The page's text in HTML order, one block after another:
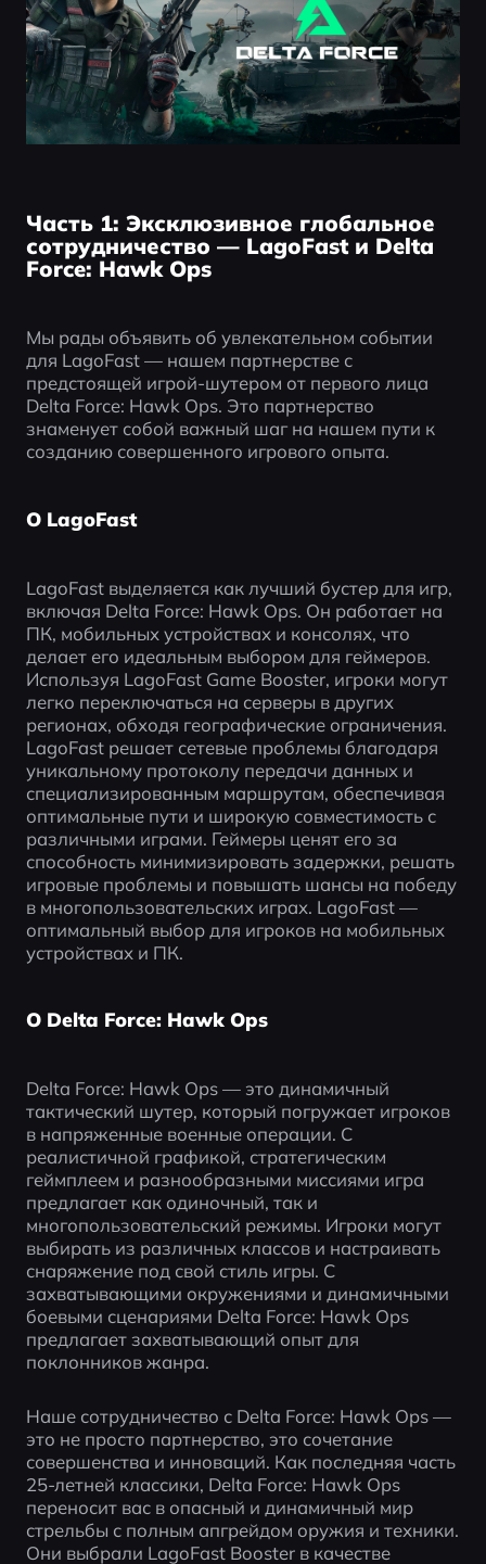
Часть 1: Эксклюзивное глобальное
сотрудничество — LagoFast и Delta
Force: Hawk Ops
Мы рады объявить об увлекательном событии
для LagoFast — нашем партнерстве с
предстоящей игрой-шутером от первого лица
Delta Force: Hawk Ops. Это партнерство
знаменует собой важный шаг на нашем пути к
созданию совершенного игрового опыта.
О LagoFast
LagoFast выделяется как лучший бустер для игр,
включая Delta Force: Hawk Ops. Он работает на
ПК, мобильных устройствах и консолях, что
делает его идеальным выбором для геймеров.
Используя LagoFast Game Booster, игроки могут
легко переключаться на серверы в других
регионах, обходя географические ограничения.
LagoFast решает сетевые проблемы благодаря
уникальному протоколу передачи данных и
специализированным маршрутам, обеспечивая
оптимальные пути и широкую совместимость с
различными играми. Геймеры ценят его за
способность минимизировать задержки, решать
игровые проблемы и повышать шансы на победу
в многопользовательских играх. LagoFast —
оптимальный выбор для игроков на мобильных
устройствах и ПК.
О Delta Force: Hawk Ops
Delta Force: Hawk Ops — это динамичный
тактический шутер, который погружает игроков
в напряженные военные операции. С
реалистичной графикой, стратегическим
геймплеем и разнообразными миссиями игра
предлагает как одиночный, так и
многопользовательский режимы. Игроки могут
выбирать из различных классов и настраивать
снаряжение под свой стиль игры. С
захватывающими окружениями и динамичными
боевыми сценариями Delta Force: Hawk Ops
предлагает захватывающий опыт для
поклонников жанра.
Наше сотрудничество с Delta Force: Hawk Ops —
это не просто партнерство, это сочетание
совершенства и инноваций. Как последняя часть
25-летней классики, Delta Force: Hawk Ops
переносит вас в опасный и динамичный мир
стрельбы с полным апгрейдом оружия и техники.
Они выбрали LagoFast Booster в качестве